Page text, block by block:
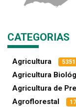
CATEGORIAS
Agricultura 5351
Agricultura
Agricultura de
Agroflorestal